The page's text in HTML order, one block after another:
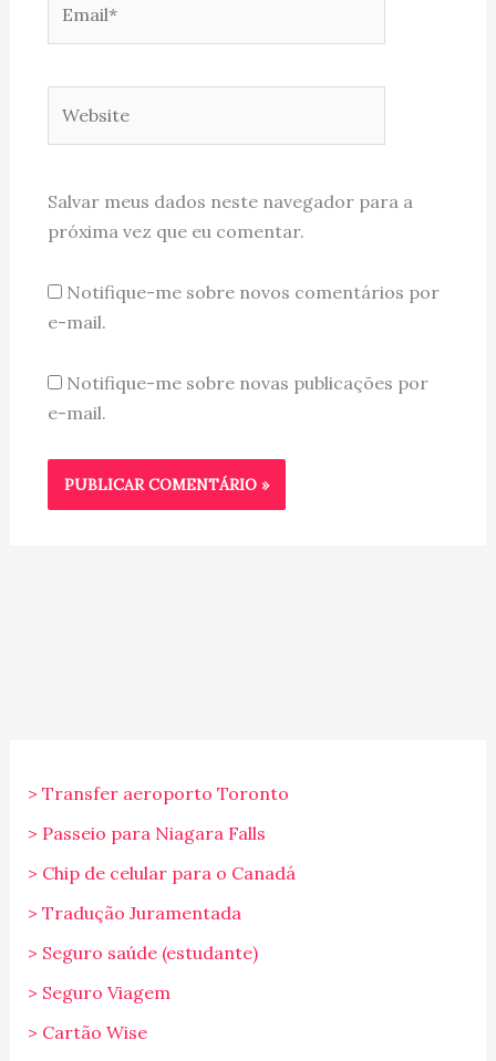
Salvar meus dados neste navegador para a
próxima vez que eu comentar.
Notifique-me sobre novos comentários por
e-mail.
Notifique-me sobre novas publicações por
e-mail.
> Transfer aeroporto Toronto
> Passeio para Niagara Falls
> Chip de celular para o Canadá
> Tradução Juramentada
> Seguro saúde (estudante)
> Seguro Viagem
> Cartão Wise